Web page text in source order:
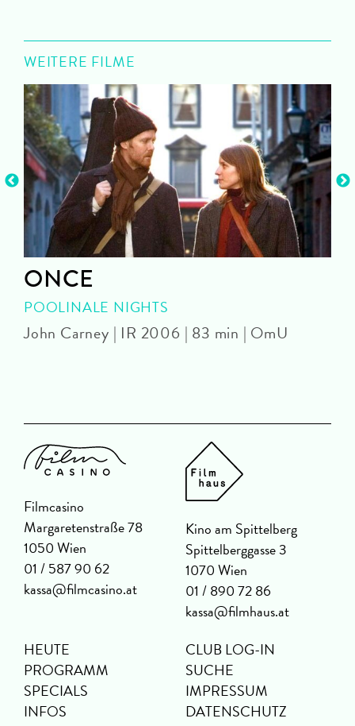
WEITERE FILME
ONCE
POOLINALE NIGHTS
John Carney | IR 2006 | 83 min | OmU
Filmcasino
Margaretenstraße 78
1050 Wien
01 / 587 90 62
kassa@filmcasino.at
Kino am Spittelberg
Spittelberggasse 3
1070 Wien
01 / 890 72 86
kassa@filmhaus.at
HEUTE
PROGRAMM
SPECIALS
INFOS
CLUB LOG-IN
SUCHE
IMPRESSUM
DATENSCHUTZ